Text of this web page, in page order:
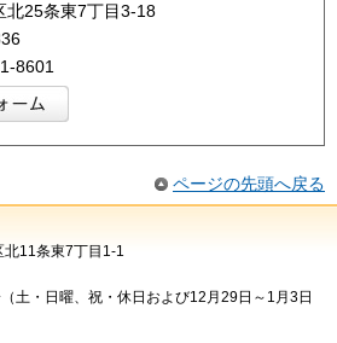
北25条東7丁目3-18
8601
ページの先頭へ戻る
11条東7丁目1-1
土・日曜、祝・休日および12月29日～1月3日